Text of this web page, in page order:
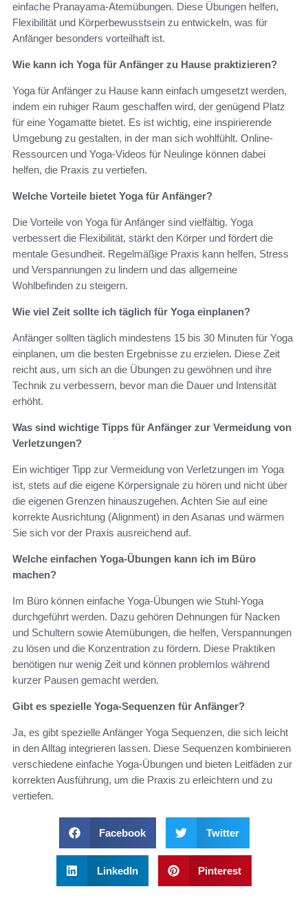
einfache Pranayama-Atemübungen. Diese Übungen helfen,
Flexibilität und Körperbewusstsein zu entwickeln, was für
Anfänger besonders vorteilhaft ist.
Wie kann ich Yoga für Anfänger zu Hause praktizieren?
Yoga für Anfänger zu Hause kann einfach umgesetzt werden,
indem ein ruhiger Raum geschaffen wird, der genügend Platz
für eine Yogamatte bietet. Es ist wichtig, eine inspirierende
Umgebung zu gestalten, in der man sich wohlfühlt. Online-
Ressourcen und Yoga-Videos für Neulinge können dabei
helfen, die Praxis zu vertiefen.
Welche Vorteile bietet Yoga für Anfänger?
Die Vorteile von Yoga für Anfänger sind vielfältig. Yoga
verbessert die Flexibilität, stärkt den Körper und fördert die
mentale Gesundheit. Regelmäßige Praxis kann helfen, Stress
und Verspannungen zu lindern und das allgemeine
Wohlbefinden zu steigern.
Wie viel Zeit sollte ich täglich für Yoga einplanen?
Anfänger sollten täglich mindestens 15 bis 30 Minuten für Yoga
einplanen, um die besten Ergebnisse zu erzielen. Diese Zeit
reicht aus, um sich an die Übungen zu gewöhnen und ihre
Technik zu verbessern, bevor man die Dauer und Intensität
erhöht.
Was sind wichtige Tipps für Anfänger zur Vermeidung von
Verletzungen?
Ein wichtiger Tipp zur Vermeidung von Verletzungen im Yoga
ist, stets auf die eigene Körpersignale zu hören und nicht über
die eigenen Grenzen hinauszugehen. Achten Sie auf eine
korrekte Ausrichtung (Alignment) in den Asanas und wärmen
Sie sich vor der Praxis ausreichend auf.
Welche einfachen Yoga-Übungen kann ich im Büro
machen?
Im Büro können einfache Yoga-Übungen wie Stuhl-Yoga
durchgeführt werden. Dazu gehören Dehnungen für Nacken
und Schultern sowie Atemübungen, die helfen, Verspannungen
zu lösen und die Konzentration zu fördern. Diese Praktiken
benötigen nur wenig Zeit und können problemlos während
kurzer Pausen gemacht werden.
Gibt es spezielle Yoga-Sequenzen für Anfänger?
Ja, es gibt spezielle Anfänger Yoga Sequenzen, die sich leicht
in den Alltag integrieren lassen. Diese Sequenzen kombinieren
verschiedene einfache Yoga-Übungen und bieten Leitfäden zur
korrekten Ausführung, um die Praxis zu erleichtern und zu
vertiefen.
Facebook Twitter
LinkedIn Pinterest